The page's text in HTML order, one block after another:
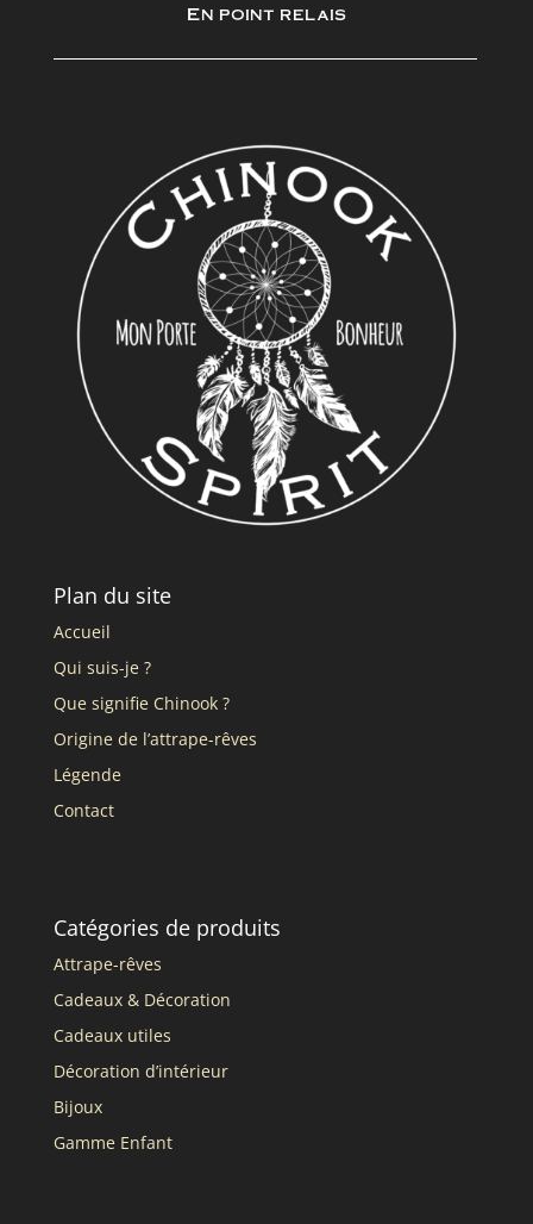
En point relais
Plan du site
Accueil
Qui suis-je ?
Que signifie Chinook ?
Origine de l’attrape-rêves
Légende
Contact
Catégories de produits
Attrape-rêves
Cadeaux & Décoration
Cadeaux utiles
Décoration d’intérieur
Bijoux
Gamme Enfant